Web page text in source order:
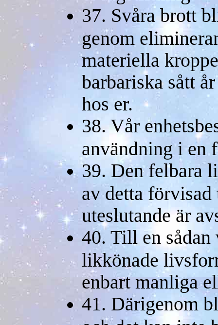
37. Svåra brott
genom
materiella
barbariska sått
hos er.
38. Vår
användning i en
39. Den felbara
av detta
uteslutande är
40. Till en
likkönade
enbart manliga
41. Därigenom